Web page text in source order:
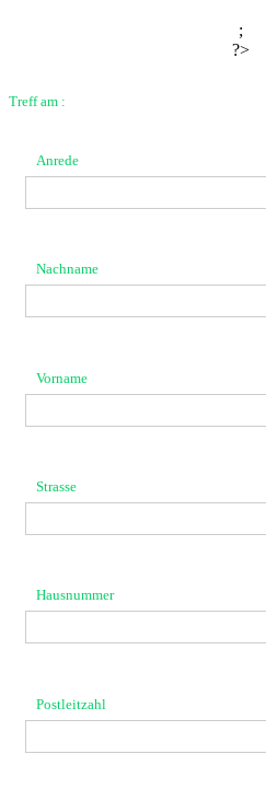
;
?>
Treff am :
Anrede
Nachname
Vorname
Strasse
Hausnummer
Postleitzahl